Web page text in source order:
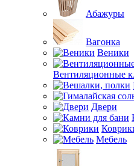
Абажуры
Вагонка
Веники
Вентиляционные
Двери
Мебель